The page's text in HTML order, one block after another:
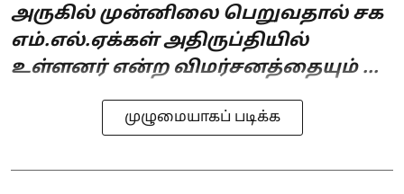
அருகில் முன்னிலை பெறுவதால் சக
எம்.எல்.ஏக்கள் அதிருப்தியில்
உள்ளனர் என்ற விமர்சனத்தையும் ...
முழுமையாகப் படிக்க